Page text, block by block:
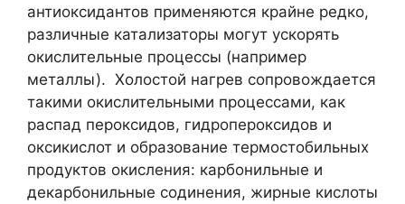
антиоксидантов применяются крайне редко,
различные катализаторы могут ускорять
окислительные процессы (например
металлы). Холостой нагрев сопровождается
такими окислительными процессами, как
распад пероксидов, гидропероксидов и
оксикислот и образование термостобильных
продуктов окисления: карбонильные и
декарбонильные содинения, жирные кислоты